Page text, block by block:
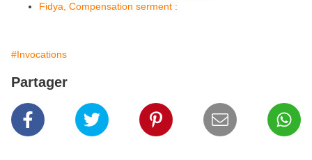
Fidya, Compensation serment :
#Invocations
Partager